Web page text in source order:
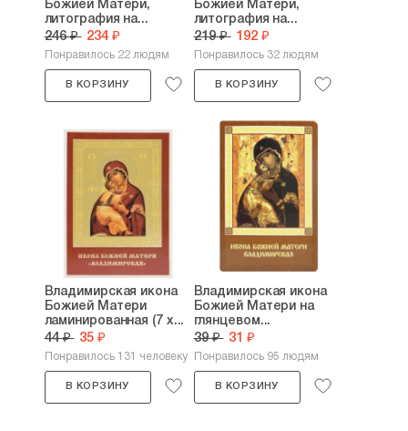
Божией Матери,
литография на...
246 ₽ 234 ₽
Понравилось 22 людям
В КОРЗИНУ
Божией Матери,
литография на...
219 ₽ 192 ₽
Понравилось 32 людям
В КОРЗИНУ
Владимирская икона
Божией Матери
ламинированная (7 х...
44 ₽ 35 ₽
Понравилось 131 человеку
В КОРЗИНУ
Владимирская икона
Божией Матери на
глянцевом...
39 ₽ 31 ₽
Понравилось 95 людям
В КОРЗИНУ